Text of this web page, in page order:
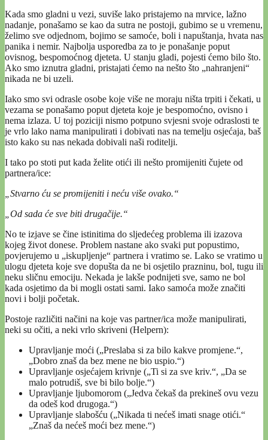
Kada smo gladni u vezi, suviše lako pristajemo na mrvice, lažno
nadanje, ponašamo se kao da sutra ne postoji, gubimo se u vremenu,
želimo sve odjednom, bojimo se samoće, boli i napuštanja, hvata nas
panika i nemir. Najbolja usporedba za to je ponašanje poput
ovisnog, bespomoćnog djeteta. U stanju gladi, pojesti ćemo bilo što.
Ako smo iznutra gladni, pristajati ćemo na nešto što „nahranjeni“
nikada ne bi uzeli.
Iako smo svi odrasle osobe koje više ne moraju ništa trpiti i čekati, u
vezama se ponašamo poput djeteta koje je bespomoćno, ovisno i
nema izlaza. U toj poziciji nismo potpuno svjesni svoje odraslosti te
je vrlo lako nama manipulirati i dobivati nas na temelju osjećaja, baš
isto kako su nas nekada dobivali naši roditelji.
I tako po stoti put kada želite otići ili nešto promijeniti čujete od
partnera/ice:
„Stvarno ću se promijeniti i neću više ovako.“
„Od sada će sve biti drugačije.“
No te izjave se čine istinitima do sljedećeg problema ili izazova
kojeg život donese. Problem nastane ako svaki put popustimo,
povjerujemo u „iskupljenje“ partnera i vratimo se. Lako se vratimo u
ulogu djeteta koje sve dopušta da ne bi osjetilo prazninu, bol, tugu ili
neku sličnu emociju. Nekada je lakše podnijeti sve, samo ne bol
kada osjetimo da bi mogli ostati sami. Iako samoća može značiti
novi i bolji početak.
Postoje različiti načini na koje vas partner/ica može manipulirati,
neki su očiti, a neki vrlo skriveni (Helpern):
Upravljanje moći („Preslaba si za bilo kakve promjene.“,
„Dobro znaš da bez mene ne bio uspio.“)
Upravljanje osjećajem krivnje („Ti si za sve kriv.“, „Da se
malo potrudiš, sve bi bilo bolje.“)
Upravljanje ljubomorom („Jedva čekaš da prekineš ovu vezu
da odeš kod drugoga.“)
Upravljanje slabošću („Nikada ti nećeš imati snage otići.“
„Znaš da nećeš moći bez mene.“)